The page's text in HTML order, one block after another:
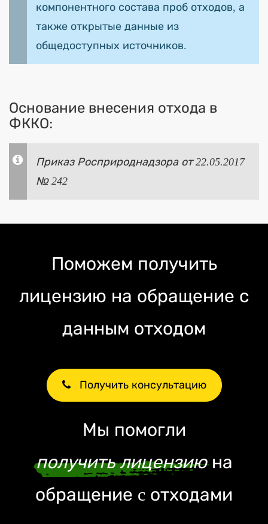
компонентного состава проб отходов, а
также открытые данные из
общедоступных источников.
Основание внесения отхода в
ФККО:
Приказ Росприроднадзора от 22.05.2017
№ 242
Поможем получить
лицензию на обращение с
данным отходом
Получить консультацию
Мы помогли
получить лицензиюна
обращение c отходами